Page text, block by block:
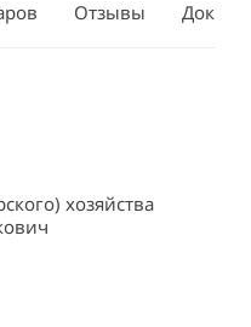
Отзывы
хозяйства